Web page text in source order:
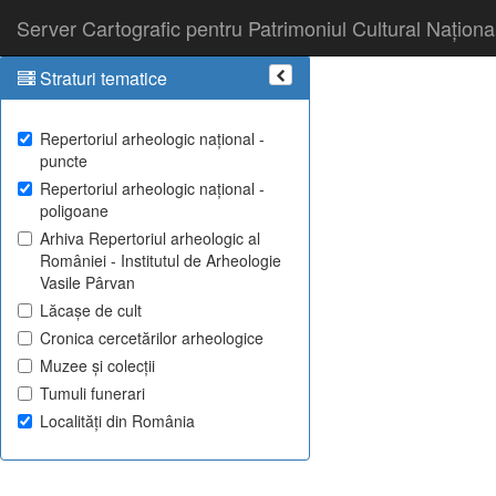
Server Cartografic pentru Patrimoniul Cultural
Straturi tematice
Repertoriul arheologic național -
puncte
Repertoriul arheologic național -
poligoane
Arhiva Repertoriul arheologic al
României - Institutul de Arheologie
Vasile Pârvan
Lăcașe de cult
Cronica cercetărilor arheologice
Muzee și colecții
Tumuli funerari
Localități din România